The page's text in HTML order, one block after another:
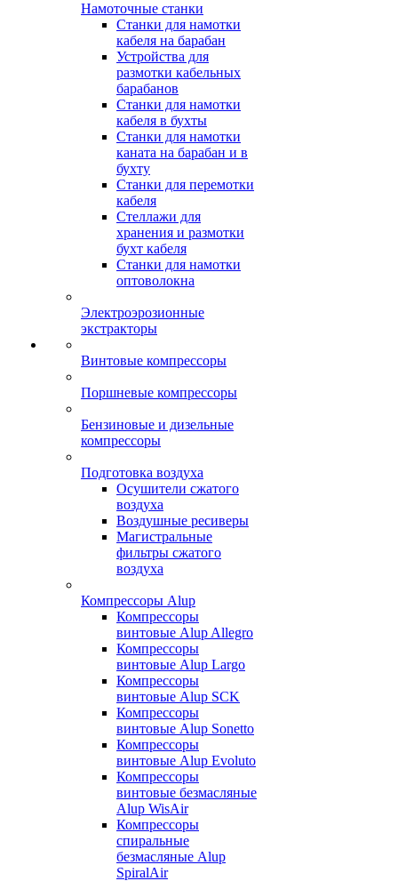
Намоточные станки
Станки для намотки
кабеля на барабан
Устройства для
размотки кабельных
барабанов
Станки для намотки
кабеля в бухты
Станки для намотки
каната на барабан и в
бухту
Станки для перемотки
кабеля
Стеллажи для
хранения и размотки
бухт кабеля
Станки для намотки
оптоволокна
Электроэрозионные
экстракторы
Винтовые компрессоры
Поршневые компрессоры
Бензиновые и дизельные
компрессоры
Подготовка воздуха
Осушители сжатого
воздуха
Воздушные ресиверы
Магистральные
фильтры сжатого
воздуха
Компрессоры Alup
Компрессоры
винтовые Alup Allegro
Компрессоры
винтовые Alup Largo
Компрессоры
винтовые Alup SCK
Компрессоры
винтовые Alup Sonetto
Компрессоры
винтовые Alup Evoluto
Компрессоры
винтовые безмасляные
Alup WisAir
Компрессоры
спиральные
безмасляные Alup
SpiralAir